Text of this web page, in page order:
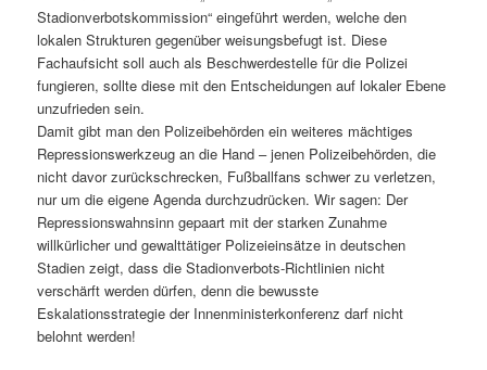
Stadionverbotskommission“ eingeführt werden, welche den
lokalen Strukturen gegenüber weisungsbefugt ist. Diese
Fachaufsicht soll auch als Beschwerdestelle für die Polizei
fungieren, sollte diese mit den Entscheidungen auf lokaler Ebene
unzufrieden sein.
Damit gibt man den Polizeibehörden ein weiteres mächtiges
Repressionswerkzeug an die Hand – jenen Polizeibehörden, die
nicht davor zurückschrecken, Fußballfans schwer zu verletzen,
nur um die eigene Agenda durchzudrücken. Wir sagen: Der
Repressionswahnsinn gepaart mit der starken Zunahme
willkürlicher und gewalttätiger Polizeieinsätze in deutschen
Stadien zeigt, dass die Stadionverbots-Richtlinien nicht
verschärft werden dürfen, denn die bewusste
Eskalationsstrategie der Innenministerkonferenz darf nicht
belohnt werden!